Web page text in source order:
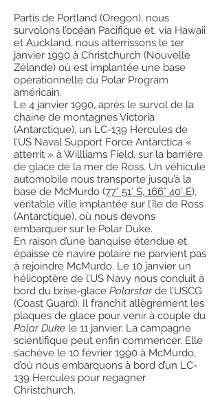
Partis de Portland (Oregon), nous
survolons l’océan Pacifique et, via Hawaii
et Auckland, nous atterrissons le 1er
janvier 1990 à Christchurch (Nouvelle
Zélande) où est implantée une base
opérationnelle du Polar Program
américain.
Le 4 janvier 1990, après le survol de la
chaine de montagnes Victoria
(Antarctique), un LC-139 Hercules de
l’US Naval Support Force Antarctica «
atterrit » à Willliams Field, sur la barrière
de glace de la mer de Ross. Un véhicule
automobile nous transporte jusqu’à la
base de McMurdo (77° 51′ S, 166° 40′ E),
véritable ville implantée sur l’île de Ross
(Antarctique), où nous devons
embarquer sur le Polar Duke.
En raison d’une banquise étendue et
épaisse ce navire polaire ne parvient pas
à rejoindre McMurdo. Le 10 janvier un
hélicoptère de l’US Navy nous conduit à
bord du brise-glace Polarstarde l’USCG
(Coast Guard). Il franchit allègrement les
plaques de glace pour venir à couple du
Polar Duke le 11 janvier. La campagne
scientifique peut enfin commencer. Elle
s’achève le 10 février 1990 à McMurdo,
d’où nous embarquons à bord d’un LC-
139 Hercules pour regagner
Christchurch.